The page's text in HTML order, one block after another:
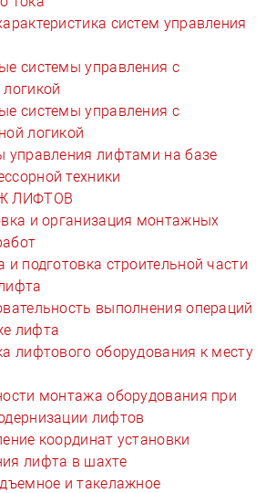
систем управления
системы управления с
системы управления с
логикой
управления лифтами на базе
техники
ЛИФТОВ
и организация монтажных
и подготовка строительной части
выполнения операций
лифта
лифтового оборудования к месту
монтажа оборудования при
лифтов
координат установки
лифта в шахте
и такелажное